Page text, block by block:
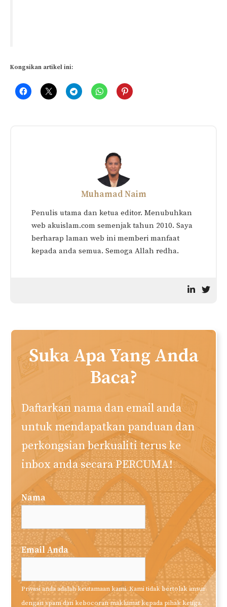
Kongsikan artikel ini:
Muhamad Naim
Penulis utama dan ketua editor. Menubuhkan
web akuislam.com semenjak tahun 2010. Saya
berharap laman web ini memberi manfaat
kepada anda semua. Semoga Allah redha.
Suka Apa Yang Anda
Baca?
Daftarkan nama dan email anda
untuk mendapatkan panduan dan
perkongsian berkualiti terus ke
inbox anda secara PERCUMA!
Nama
Email Anda
Privasi anda adalah keutamaan kami. Kami tidak bertolak ansur
dengan spam dan kebocoran maklumat kepada pihak ketiga.